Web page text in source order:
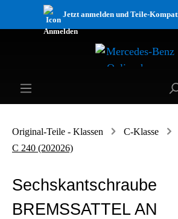
Jetzt anmelden und Teile-
Original-Teile - Klassen C-Klasse
C 240 (202026)
Sechskantschraube
BREMSSATTEL AN